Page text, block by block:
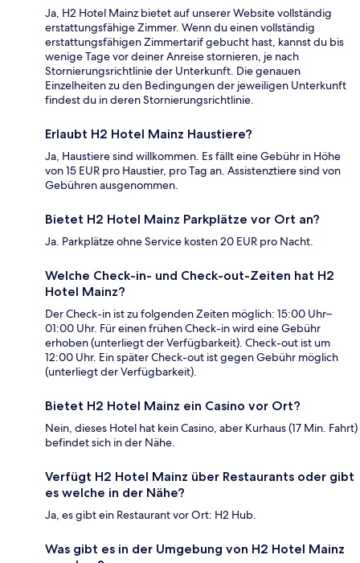
Ja, H2 Hotel Mainz bietet auf unserer Website vollständig
erstattungsfähige Zimmer. Wenn du einen vollständig
erstattungsfähigen Zimmertarif gebucht hast, kannst du bis
wenige Tage vor deiner Anreise stornieren, je nach
Stornierungsrichtlinie der Unterkunft. Die genauen
Einzelheiten zu den Bedingungen der jeweiligen Unterkunft
findest du in deren Stornierungsrichtlinie.
Erlaubt H2 Hotel Mainz Haustiere?
Ja, Haustiere sind willkommen. Es fällt eine Gebühr in Höhe
von 15 EUR pro Haustier, pro Tag an. Assistenztiere sind von
Gebühren ausgenommen.
Bietet H2 Hotel Mainz Parkplätze vor Ort an?
Ja. Parkplätze ohne Service kosten 20 EUR pro Nacht.
Welche Check-in- und Check-out-Zeiten hat H2
Hotel Mainz?
Der Check-in ist zu folgenden Zeiten möglich: 15:00 Uhr–
01:00 Uhr. Für einen frühen Check-in wird eine Gebühr
erhoben (unterliegt der Verfügbarkeit). Check-out ist um
12:00 Uhr. Ein später Check-out ist gegen Gebühr möglich
(unterliegt der Verfügbarkeit).
Bietet H2 Hotel Mainz ein Casino vor Ort?
Nein, dieses Hotel hat kein Casino, aber Kurhaus (17 Min. Fahrt)
befindet sich in der Nähe.
Verfügt H2 Hotel Mainz über Restaurants oder gibt
es welche in der Nähe?
Ja, es gibt ein Restaurant vor Ort: H2 Hub.
Was gibt es in der Umgebung von H2 Hotel Mainz